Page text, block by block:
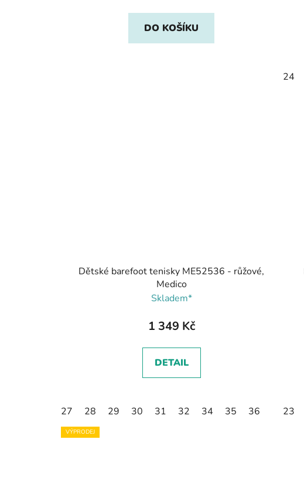
DO KOŠÍKU
24
Dětské barefoot tenisky ME52536 - růžové,
Medico
Skladem*
1 349 Kč
DETAIL
27 28 29 30 31 32 34 35 36 23
VÝPRODEJ